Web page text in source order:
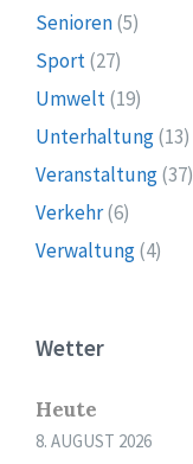
Senioren(5)
Sport(27)
Umwelt(19)
Unterhaltung(13)
Veranstaltung(37)
Verkehr(6)
Verwaltung(4)
Wetter
Heute
8. AUGUST 2026